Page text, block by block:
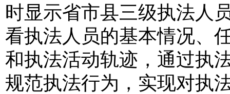
时显示省市县三级执法人
看执法人员的基本情况、
和执法活动轨迹，通过执
规范执法行为，实现对执